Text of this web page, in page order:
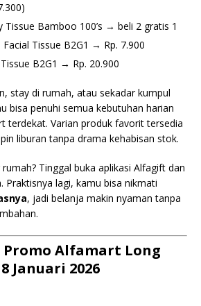
Tissue Bamboo 100’s → beli 2 gratis 1
Facial Tissue B2G1 → Rp. 7.900
B2G1 → Rp. 20.900
stay di rumah, atau sekadar kumpul
bisa penuhi semua kebutuhan harian
terdekat. Varian produk favorit tersedia
liburan tanpa drama kehabisan stok.
Tinggal buka aplikasi Alfagift dan
Praktisnya lagi, kamu bisa nikmati
, jadi belanja makin nyaman tanpa
Alfamart Long
Januari 2026